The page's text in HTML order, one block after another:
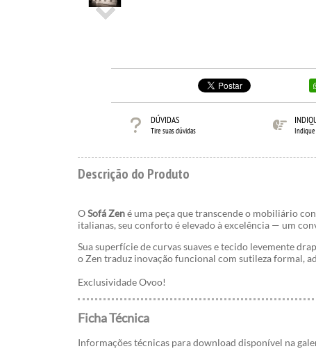
DÚVIDAS
Tire suas dúvidas Indique
Descrição do Produto
OSofá Zené uma peça que transcende o mobiliário
italianas, seu conforto é elevado à excelência — um
Sua superfície de curvas suaves e tecido levemente
o Zen traduz inovação funcional com sutileza formal,
Exclusividade Ovoo!
Ficha Técnica
Informações técnicas para download disponível na